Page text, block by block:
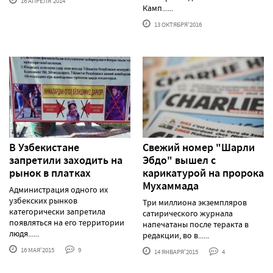
Камп......
13 ОКТЯБРЯ'2016
В Узбекистане
запретили заходить на
рынок в платках
Администрация одного их
узбекских рынков
категорически запретила
появляться на его территории
людя......
16 МАЯ'2015 9
Свежий номер "Шарли
Эбдо" вышел с
карикатурой на пророка
Мухаммада
Три миллиона экземпляров
сатирического журнала
напечатаны после теракта в
редакции, во в......
14 ЯНВАРЯ'2015 4